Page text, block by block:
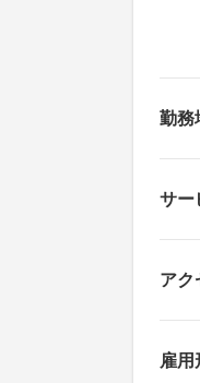
勤務
サー
アク
雇用